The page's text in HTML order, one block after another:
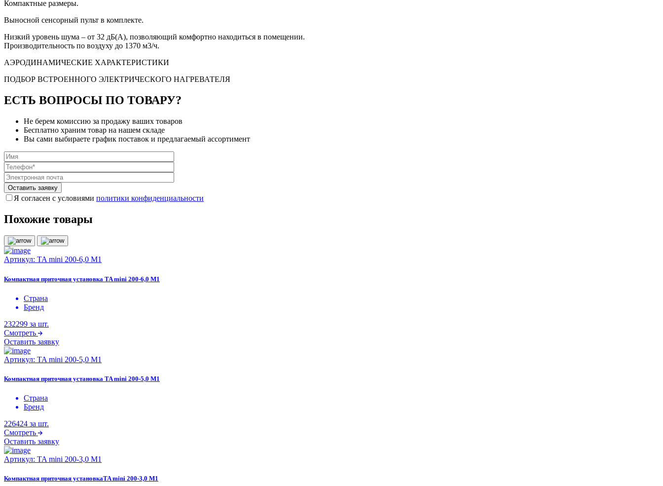
Компактные размеры.
Выносной сенсорный пульт в комплекте.
Низкий уровень шума – от 32 дБ(А), позволяющий комфортно находиться в помещении.
Производительность по воздуху до 1370 м3/ч.
АЭРОДИНАМИЧЕСКИЕ ХАРАКТЕРИСТИКИ
ПОДБОР ВСТРОЕННОГО ЭЛЕКТРИЧЕСКОГО НАГРЕВАТЕЛЯ
ЕСТЬ ВОПРОСЫ ПО ТОВАРУ?
Не берем комиссию за продажу ваших товаров
Бесплатно храним товар на нашем складе
Вы сами выбираете график поставок и предлагаемый ассортимент
Я согласен с условиями политики конфиденциальности
Похожие товары
Артикул: TA mini 200-6,0 M1
Компактная приточная установка TA mini 200-6,0 M1
Страна
Бренд
232299 за шт.
Смотреть
Оставить заявку
Артикул: TA mini 200-5,0 M1
Компактная приточная установка TA mini 200-5,0 M1
Страна
Бренд
226424 за шт.
Смотреть
Оставить заявку
Артикул: TA mini 200-3,0 M1
Компактная приточная установкаTA mini 200-3,0 M1